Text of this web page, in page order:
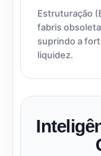
Estruturação
fabris
suprindo a
liquidez.